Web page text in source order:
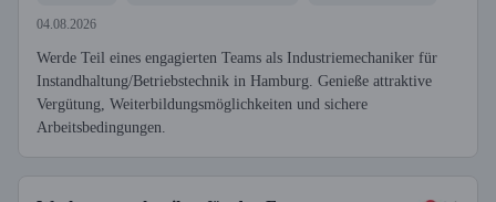
04.08.2026
Werde Teil eines engagierten Teams als Industriemechaniker für
Instandhaltung/Betriebstechnik in Hamburg. Genieße attraktive
Vergütung, Weiterbildungsmöglichkeiten und sichere
Arbeitsbedingungen.